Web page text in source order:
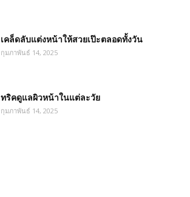
เคล็ดลับแต่งหน้าให้สวยเป๊ะตลอดทั้งวัน
กุมภาพันธ์ 14, 2025
ทริคดูแลผิวหน้าในแต่ละวัย
กุมภาพันธ์ 14, 2025